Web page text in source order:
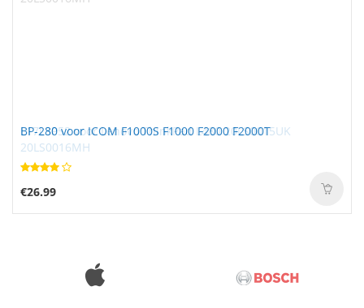
BP-280 voor ICOM F1000S F1000 F2000 F2000T
€26.99